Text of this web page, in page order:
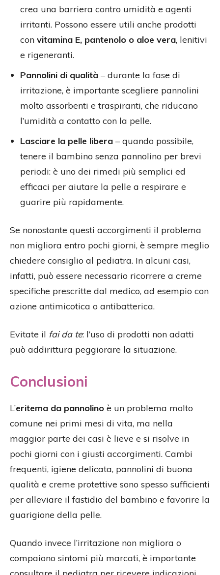
crea una barriera contro umidità e agenti
irritanti. Possono essere utili anche prodotti
con vitamina E, pantenolo o aloe vera, lenitivi
e rigeneranti.
Pannolini di qualità – durante la fase di
irritazione, è importante scegliere pannolini
molto assorbenti e traspiranti, che riducano
l’umidità a contatto con la pelle.
Lasciare la pelle libera – quando possibile,
tenere il bambino senza pannolino per brevi
periodi: è uno dei rimedi più semplici ed
efficaci per aiutare la pelle a respirare e
guarire più rapidamente.
Se nonostante questi accorgimenti il problema
non migliora entro pochi giorni, è sempre meglio
chiedere consiglio al pediatra. In alcuni casi,
infatti, può essere necessario ricorrere a creme
specifiche prescritte dal medico, ad esempio con
azione antimicotica o antibatterica.
Evitate il fai da te: l’uso di prodotti non adatti
può addirittura peggiorare la situazione.
Conclusioni
L’eritema da pannolino è un problema molto
comune nei primi mesi di vita, ma nella
maggior parte dei casi è lieve e si risolve in
pochi giorni con i giusti accorgimenti. Cambi
frequenti, igiene delicata, pannolini di buona
qualità e creme protettive sono spesso sufficienti
per alleviare il fastidio del bambino e favorire la
guarigione della pelle.
Quando invece l’irritazione non migliora o
compaiono sintomi più marcati, è importante